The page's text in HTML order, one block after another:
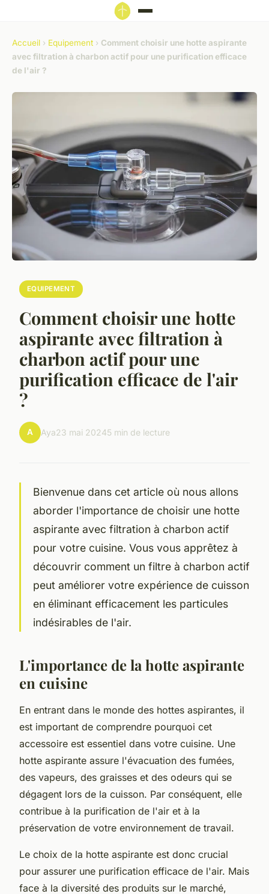
Accueil › Equipement › Comment choisir une hotte aspirante
avec filtration à charbon actif pour une purification efficace
de l'air ?
EQUIPEMENT
Comment choisir une hotte
aspirante avec filtration à
charbon actif pour une
purification efficace de l'air
?
A Aya23 mai 20245 min de lecture
Bienvenue dans cet article où nous allons
aborder l'importance de choisir une hotte
aspirante avec filtration à charbon actif
pour votre cuisine. Vous vous apprêtez à
découvrir comment un filtre à charbon actif
peut améliorer votre expérience de cuisson
en éliminant efficacement les particules
indésirables de l'air.
L'importance de la hotte aspirante
en cuisine
En entrant dans le monde des hottes aspirantes, il
est important de comprendre pourquoi cet
accessoire est essentiel dans votre cuisine. Une
hotte aspirante assure l'évacuation des fumées,
des vapeurs, des graisses et des odeurs qui se
dégagent lors de la cuisson. Par conséquent, elle
contribue à la purification de l'air et à la
préservation de votre environnement de travail.
Le choix de la hotte aspirante est donc crucial
pour assurer une purification efficace de l'air. Mais
face à la diversité des produits sur le marché,